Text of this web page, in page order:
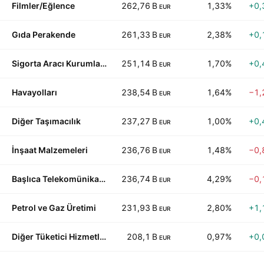
Filmler/Eğlence 262,76 B EUR 1,33%
Gıda Perakende 261,33 B EUR 2,38%
Sigorta Aracı Kurumları/Hizmetler 251,14 B EUR 1,70%
Havayolları 238,54 B EUR 1,64%
Diğer Taşımacılık 237,27 B EUR 1,00%
İnşaat Malzemeleri 236,76 B EUR 1,48%
Başlıca Telekomünikasyon 236,74 B EUR 4,29%
Petrol ve Gaz Üretimi 231,93 B EUR 2,80%
Diğer Tüketici Hizmetler 208,1 B EUR 0,97%